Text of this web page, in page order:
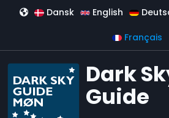
Aller au contenu principal
Dansk English
Français
Dark
Guide